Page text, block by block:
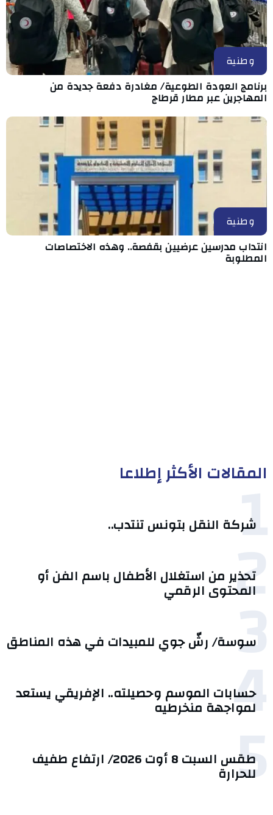
وطنية
برنامج العودة الطوعية/ مغادرة دفعة جديدة من
المهاجرين عبر مطار قرطاج
وطنية
انتداب مدرسين عرضيين بقفصة.. وهذه الاختصاصات
المطلوبة
المقالات الأكثر إطلاعا
1
شركة النقل بتونس تنتدب..
2
تحذير من استغلال الأطفال باسم الفن أو
المحتوى الرقمي
3
سوسة/ رشّ جوي للمبيدات في هذه المناطق
4
حسابات الموسم وحصيلته.. الإفريقي يستعد
لمواجهة منخرطيه
5 طقس السبت 8 أوت 2026/ ارتفاع طفيف
للحرارة